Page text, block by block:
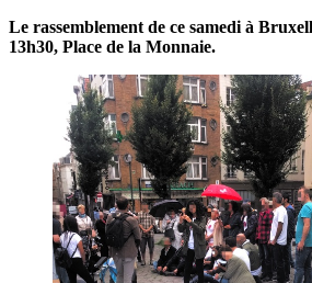
Le rassemblement de ce samedi à
13h30, Place de la Monnaie.